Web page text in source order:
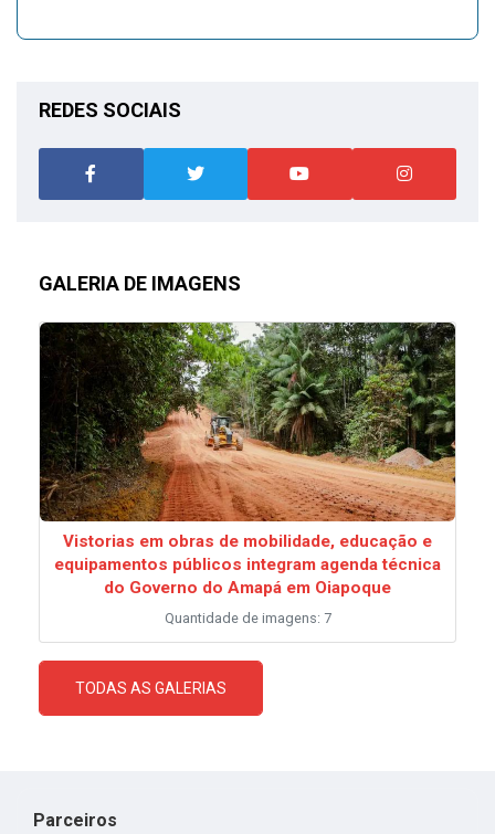
REDES SOCIAIS
GALERIA DE IMAGENS
Vistorias em obras de mobilidade, educação e
equipamentos públicos integram agenda técnica
do Governo do Amapá em Oiapoque
Quantidade de imagens: 7
TODAS AS GALERIAS
Parceiros